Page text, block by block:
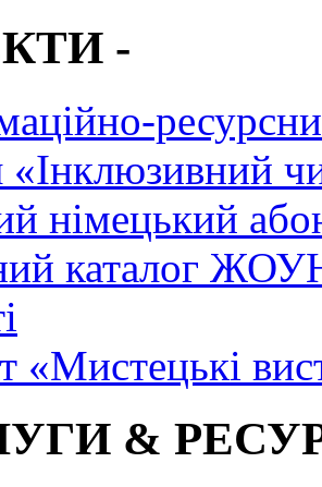
-
німецький
каталог
«Мистецькі
&